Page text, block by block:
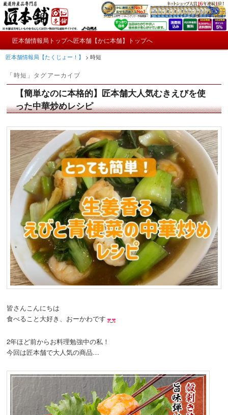
メ
イ
ン
ン
テ
サ
ブ
コ
テ
ン
匠本舗情報局【たくじょー！】
かにやおせちについてのおもしろ情報や興味深い記事をお届けします。
ン
メ
イ
ン
コ
テ
ン
ツ
移
動
サ
ブ
コ
ン
ン
ツ
へ
動
匠本舗情報局トップへ匠本舗【かに本舗】トップへ
匠本舗情報局【たくじょー！】 >時短
「時短 」タグアーカイブ
【簡単なのに本格的】匠本舗大人気むきえびを使
った中華炒めレシピ
皆さんこんにちは
食べること大好き、おーかわです
2年ほど前からお料理勉強中の私！
今回は匠本舗で大人気の商品…